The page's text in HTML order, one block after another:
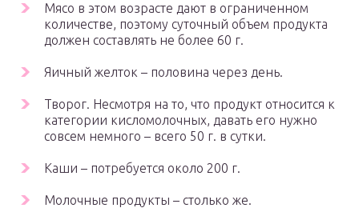
Мясо в этом возрасте дают в ограниченном
количестве, поэтому суточный объем продукта
должен составлять не более 60 г.
Яичный желток – половина через день.
Творог. Несмотря на то, что продукт относится к
категории кисломолочных, давать его нужно
совсем немного – всего 50 г. в сутки.
Каши – потребуется около 200 г.
Молочные продукты – столько же.